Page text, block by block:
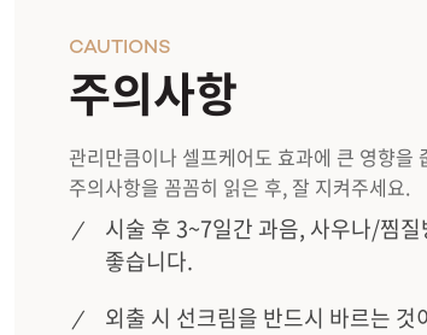
주의사항
CAUTIONS
관리만큼이나 셀프케어도 효과에 큰 영향을
주의사항을 꼼꼼히 읽은 후, 잘 지켜주세요.
시술 후 3~7일간 과음, 사우나/찜
좋습니다.
외출 시 선크림을 반드시 바르는 것